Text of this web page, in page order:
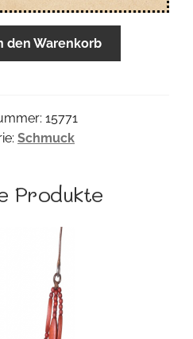
den Warenkorb
15771
Schmuck
Produkte